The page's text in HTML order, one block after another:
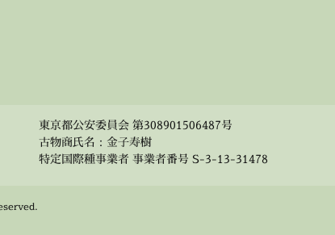
東京都公安委員会 第308901506487号
古物商氏名：金子寿樹
特定国際種事業者 事業者番号 S-3-13-31478